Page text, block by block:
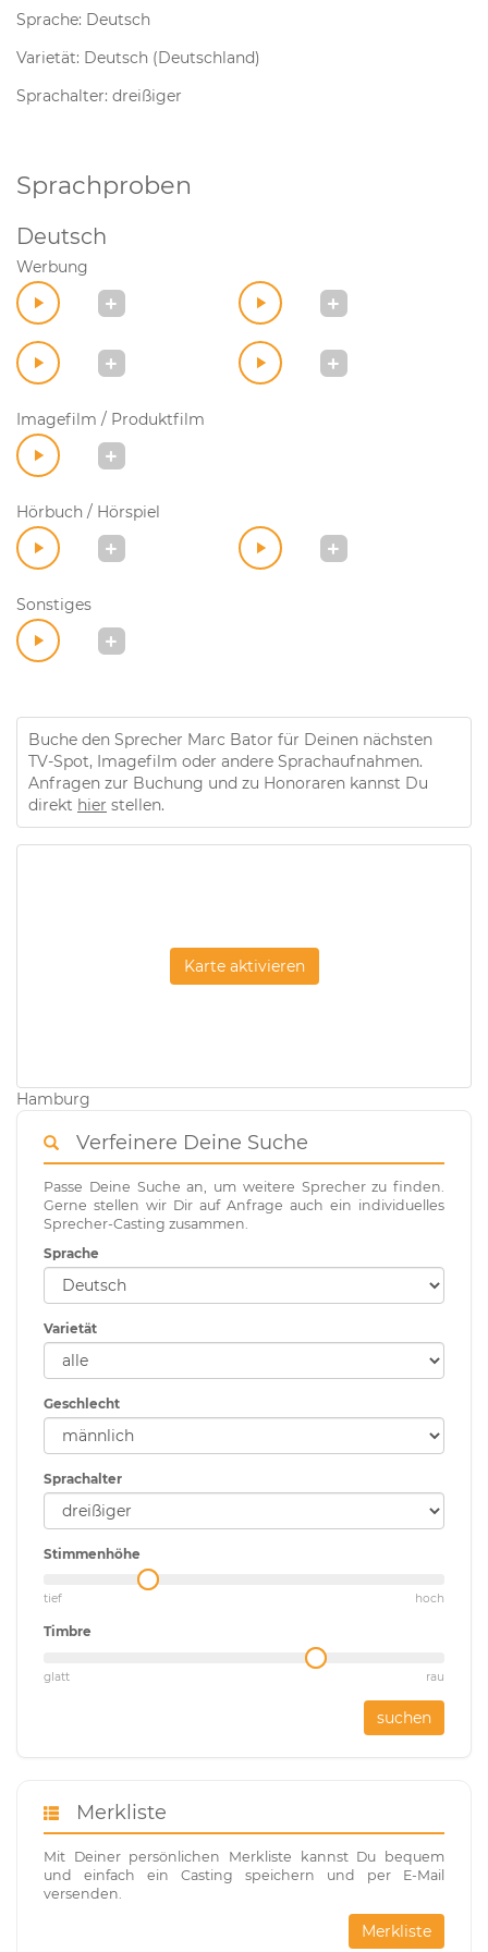
Sprache: Deutsch
Varietät: Deutsch (Deutschland)
Sprachalter: dreißiger
Sprachproben
Deutsch
Werbung
Imagefilm / Produktfilm
Hörbuch / Hörspiel
Sonstiges
Buche den Sprecher Marc Bator für Deinen nächsten
TV-Spot, Imagefilm oder andere Sprachaufnahmen.
Anfragen zur Buchung und zu Honoraren kannst Du
direkt hier stellen.
Karte aktivieren
Hamburg
Verfeinere Deine Suche
Passe Deine Suche an, um weitere Sprecher zu finden.
Gerne stellen wir Dir auf Anfrage auch ein individuelles
Sprecher-Casting zusammen.
Sprache
Varietät
Geschlecht
Sprachalter
Stimmenhöhe
tief hoch
Timbre
glatt rau
suchen
Merkliste
Mit Deiner persönlichen Merkliste kannst Du bequem
und einfach ein Casting speichern und per E-Mail
versenden.
Merkliste